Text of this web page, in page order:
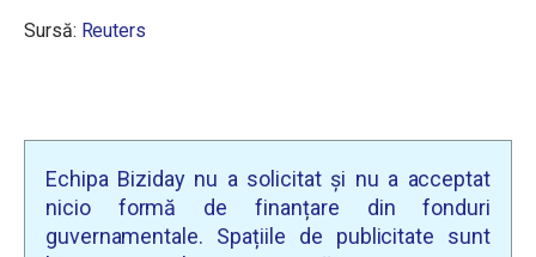
Sursă: Reuters
Echipa Biziday nu a solicitat și nu a acceptat
nicio formă de finanțare din fonduri
guvernamentale. Spațiile de publicitate sunt